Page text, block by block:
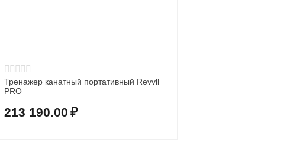
Тренажер канатный портативный Revvll
PRO
213 190.00 ₽